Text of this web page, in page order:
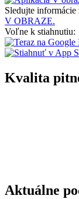
Sledujte
V OBRAZE.
Voľne k stiahnutiu:
Kvalita
Aktuálne